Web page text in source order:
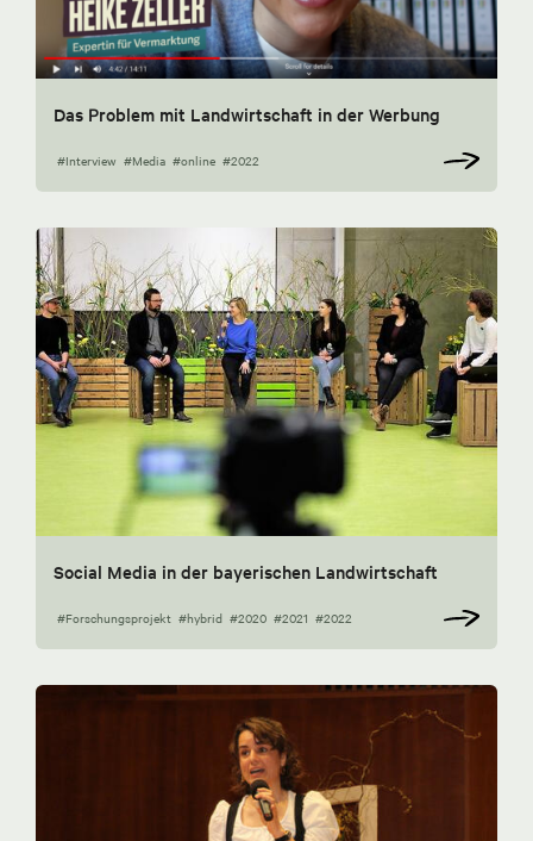
Das Problem mit Landwirtschaft in der Werbung
#Interview #Media #online #2022
Social Media in der bayerischen Landwirtschaft
#Forschungsprojekt #hybrid #2020 #2021 #2022